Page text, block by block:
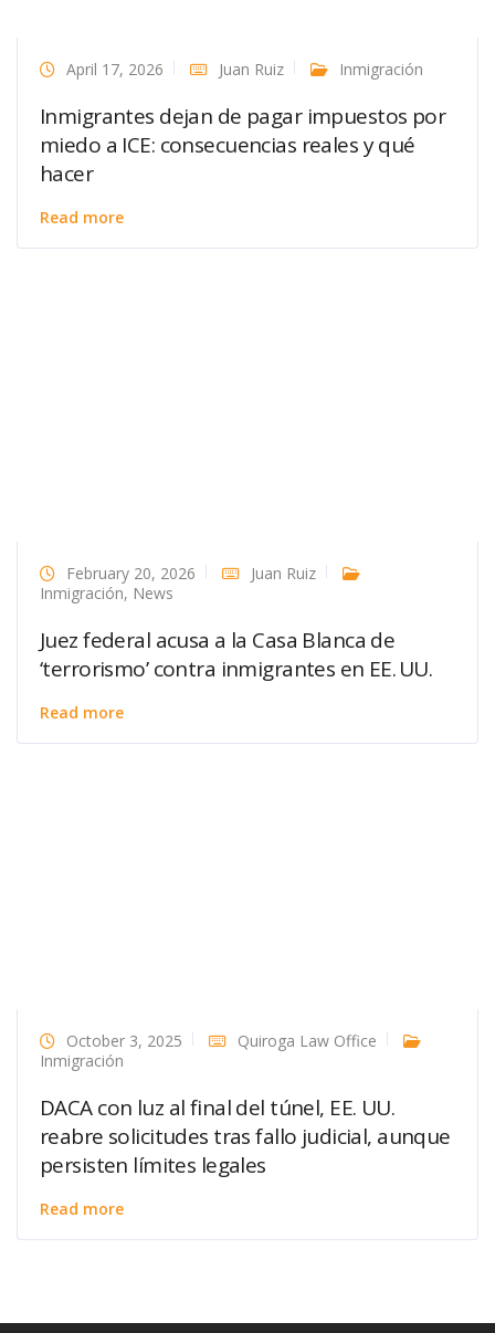
April 17, 2026 Juan Ruiz Inmigración
Inmigrantes dejan de pagar impuestos por
miedo a ICE: consecuencias reales y qué
hacer
Read more
February 20, 2026
Juan Ruiz
Inmigración, News
Juez federal acusa a la Casa Blanca de
‘terrorismo’ contra inmigrantes en EE. UU.
Read more
October 3, 2025
Quiroga Law Office
Inmigración
DACA con luz al final del túnel, EE. UU.
reabre solicitudes tras fallo judicial, aunque
persisten límites legales
Read more